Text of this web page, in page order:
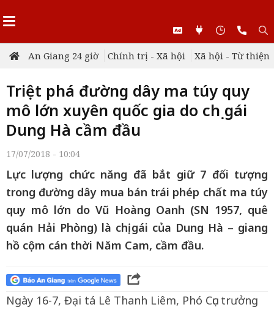
An Giang 24 giờ Chính trị - Xã hội Xã hội - Từ thiện
Triệt phá đường dây ma túy quy
mô lớn xuyên quốc gia do chị gái
Dung Hà cầm đầu
17/07/2018 - 10:04
Lực lượng chức năng đã bắt giữ 7 đối tượng
trong đường dây mua bán trái phép chất ma túy
quy mô lớn do Vũ Hoàng Oanh (SN 1957, quê
quán Hải Phòng) là chị gái của Dung Hà – giang
hồ cộm cán thời Năm Cam, cầm đầu.
Ngày 16-7, Đại tá Lê Thanh Liêm, Phó Cục trưởng